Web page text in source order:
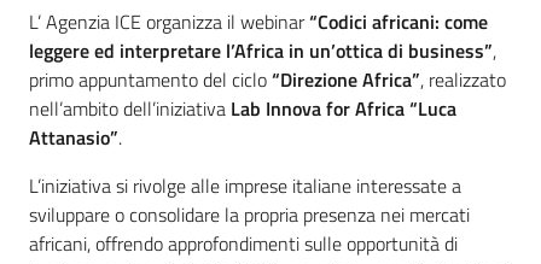
Piani Programmi
Progetti
Introduzione
L’ Agenzia ICE organizza il webinar“Codici africani: come
leggere ed interpretare l’Africa in un’ottica di business”,
primo appuntamento del ciclo“Direzione Africa”, realizzato
nell’ambito dell’iniziativa Lab Innova for Africa “Luca
Attanasio”.
L’iniziativa si rivolge alle imprese italiane interessate a
sviluppare o consolidare la propria presenza nei mercati
africani, offrendo approfondimenti sulle opportunità di